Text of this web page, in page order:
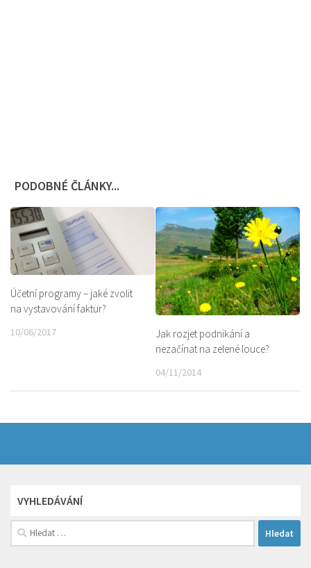
PODOBNÉ ČLÁNKY...
Účetní programy – jaké zvolit
na vystavování faktur?
10/06/2017
Jak rozjet podnikání a
nezačínat na zelené louce?
04/11/2014
VYHLEDÁVÁNÍ
Vyhledávání